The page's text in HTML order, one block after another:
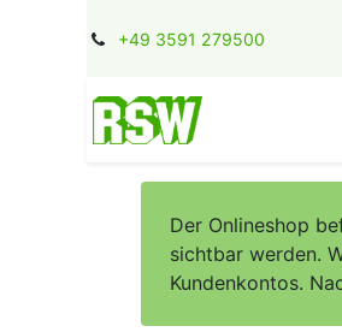
+49 3591 279500
Der Onlineshop
sichtbar werden.
Kundenkontos.